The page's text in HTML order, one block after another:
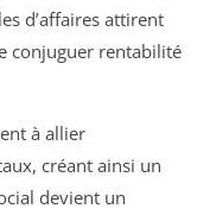
d’affaires attirent
conjuguer rentabilité
à allier
créant ainsi un
devient un